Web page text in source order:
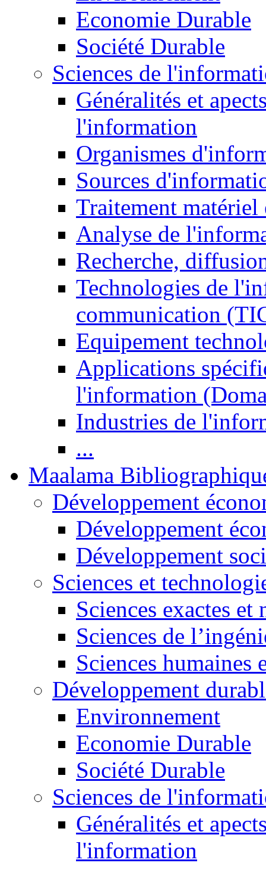
Economie Durable
Société Durable
Sciences de
Généralités et
l'information
Organismes
Sources
Traitement matériel
Analyse de
Recherche,
Technologies de
communication
Equipement
Applications
l'information
Industries de
...
Maalama
Développement
Développement
Développement
Sciences et
Sciences exactes et
Sciences de
Sciences humaines
Développement
Environnement
Economie Durable
Société Durable
Sciences de
Généralités et
l'information